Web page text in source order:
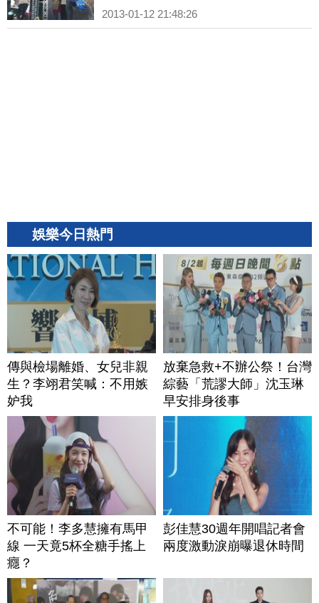
2013-01-12 21:48:26
娛樂今日熱門
傳與檢場離婚、女兒非親
生？李翊君笑喊：不用嫉
妒我
放棄急救+不辦公祭！台灣
綜藝「荒謬大師」沈玉琳
早安排身後事
不可能！李多慧擁有馬甲
線 一天竟5杯全糖手搖上
癮？
彭佳慧30週年開唱記者會
兩度激動淚崩曝退休時間